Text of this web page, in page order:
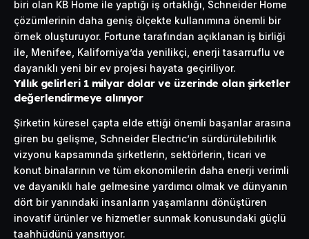
biri olan KB Home ile yaptığı iş ortaklığı, Schneider Home
çözümlerinin daha geniş ölçekte kullanımına önemli bir
örnek oluşturuyor. Fortune tarafından açıklanan iş birliği
ile, Menifee, Kaliforniya’da yenilikçi, enerji tasarruflu ve
dayanıklı yeni bir ev projesi hayata geçiriliyor.
Yıllık gelirleri 1 milyar dolar ve üzerinde olan şirketler
değerlendirmeye alınıyor
Şirketin küresel çapta elde ettiği önemli başarılar arasına
giren bu gelişme, Schneider Electric’in sürdürülebilirlik
vizyonu kapsamında şirketlerin, sektörlerin, ticari ve
konut binalarının ve tüm ekonomilerin daha enerji verimli
ve dayanıklı hale gelmesine yardımcı olmak ve dünyanın
dört bir yanındaki insanların yaşamlarını dönüştüren
inovatif ürünler ve hizmetler sunmak konusundaki güçlü
taahhüdünü yansıtıyor.